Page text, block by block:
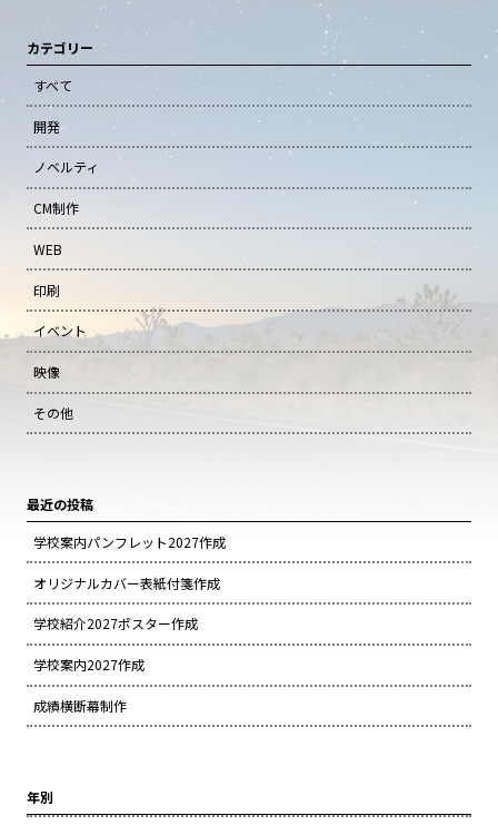
カテゴリー
すべて
開発
ノベルティ
CM制作
WEB
印刷
イベント
映像
その他
最近の投稿
学校案内パンフレット2027作成
オリジナルカバー表紙付箋作成
学校紹介2027ポスター作成
学校案内2027作成
成績横断幕制作
年別